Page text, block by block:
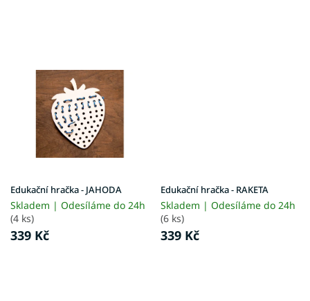
Edukační hračka - JAHODA
Skladem | Odesíláme do 24h
(4 ks)
339 Kč
Edukační hračka - RAKETA
Skladem | Odesíláme do 24h
(6 ks)
339 Kč